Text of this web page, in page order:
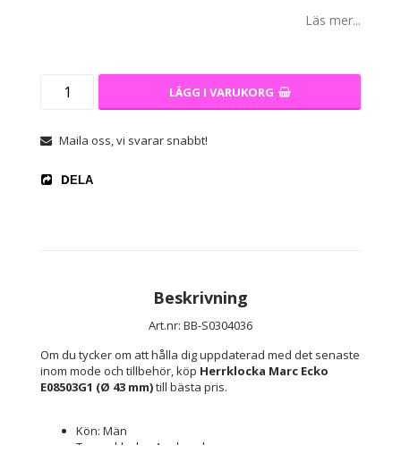
Läs mer...
LÄGG I VARUKORG
Maila oss, vi svarar snabbt!
DELA
Beskrivning
Art.nr: BB-S0304036
Om du tycker om att hålla dig uppdaterad med det senaste
inom mode och tillbehör, köp Herrklocka Marc Ecko
E08503G1 (Ø 43 mm) till bästa pris.
Kön: Män
Typ av klocka: Armbandsur